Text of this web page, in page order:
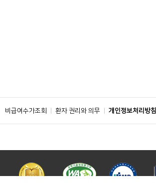
비급여수가조회 환자 권리와 의무 개인정보처리방침